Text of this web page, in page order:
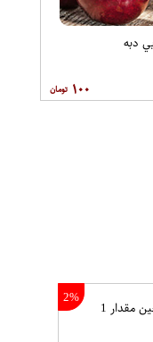
۱۰۰
2%
خرمالو دست چین مقدار 1